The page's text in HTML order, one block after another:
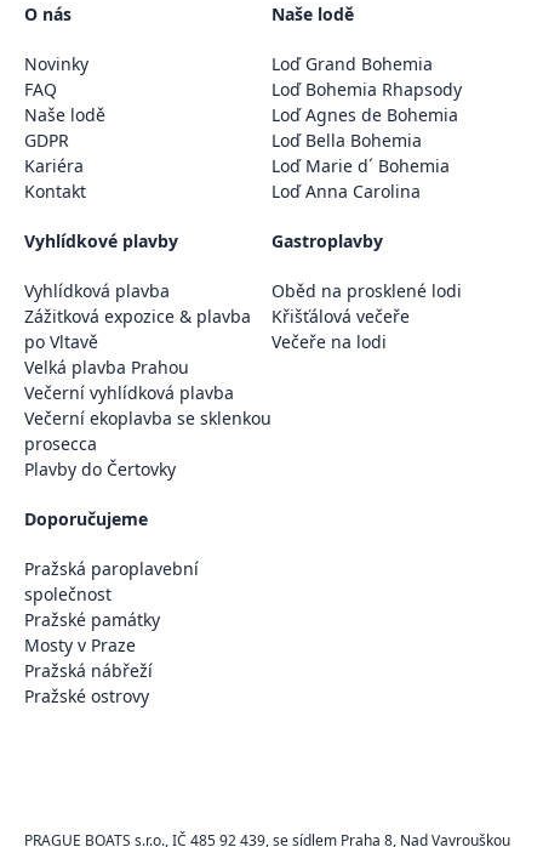
O nás
Novinky
FAQ
Naše lodě
GDPR
Kariéra
Kontakt
Naše lodě
Loď Grand Bohemia
Loď Bohemia Rhapsody
Loď Agnes de Bohemia
Loď Bella Bohemia
Loď Marie d´ Bohemia
Loď Anna Carolina
Vyhlídkové plavby
Vyhlídková plavba
Zážitková expozice & plavba
po Vltavě
Velká plavba Prahou
Večerní vyhlídková plavba
Večerní ekoplavba se sklenkou
prosecca
Plavby do Čertovky
Gastroplavby
Oběd na prosklené lodi
Křišťálová večeře
Večeře na lodi
Doporučujeme
Pražská paroplavební
společnost
Pražské památky
Mosty v Praze
Pražská nábřeží
Pražské ostrovy
PRAGUE BOATS s.r.o., IČ 485 92 439, se sídlem Praha 8, Nad Vavrouškou